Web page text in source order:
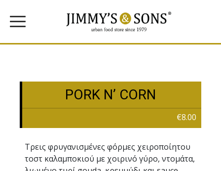
PORK N’ CORN
€8.00
Τρεις φρυγανισµένες φόρµες χειροποίητου
τοστ καλαµποκιού µε χοιρινό γύρο, ντοµάτα,